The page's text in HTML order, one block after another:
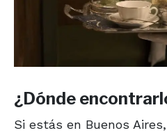
¿Dónde
Si estás en Buenos